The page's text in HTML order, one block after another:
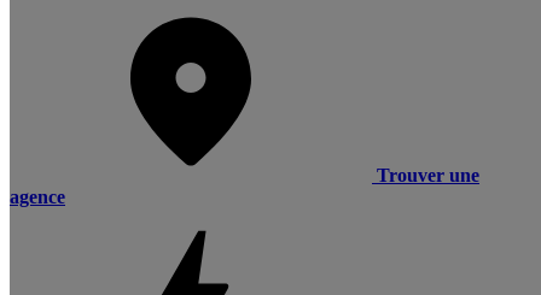
Trouver une
agence